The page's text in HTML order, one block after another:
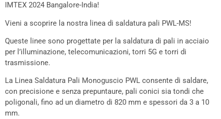
IMTEX 2024 Bangalore-India!
Vieni a scoprire la nostra linea di saldatura pali PWL-MS!
Queste linee sono progettate per la saldatura di pali in acciaio
per l’illuminazione, telecomunicazioni, torri 5G e torri di
trasmissione.
La Linea Saldatura Pali Monoguscio PWL consente di saldare,
con precisione e senza prepuntaure, pali conici sia tondi che
poligonali, fino ad un diametro di 820 mm e spessori da 3 a 10
mm.